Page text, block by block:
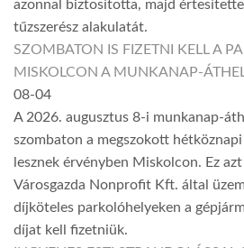
azonnal biztosította, majd
tűzszerész alakulatát.
SZOMBATON IS FIZETNI KELL A
MISKOLCON A MUNKANAP-
08-04
A 2026. augusztus 8-i munkanap-
szombaton a megszokott
lesznek érvényben Miskolcon. Ez
Városgazda Nonprofit Kft. által
díjköteles parkolóhelyeken a
díjat kell fizetniük.